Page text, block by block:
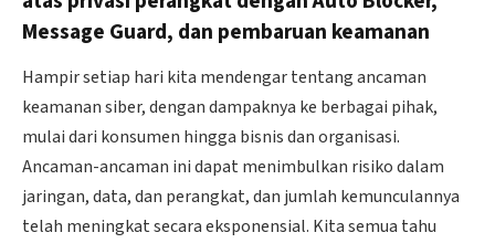
Message Guard, dan pembaruan keamanan
Hampir setiap hari kita mendengar tentang ancaman
keamanan siber, dengan dampaknya ke berbagai pihak,
mulai dari konsumen hingga bisnis dan organisasi.
Ancaman-ancaman ini dapat menimbulkan risiko dalam
jaringan, data, dan perangkat, dan jumlah kemunculannya
telah meningkat secara eksponensial. Kita semua tahu